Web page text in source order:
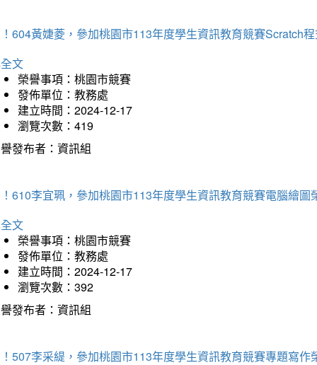
604黃婕菱，參加桃園市113年度學生資訊教育競賽Scratch
文
榮譽事項：桃園市競賽
發佈單位：教務處
建立時間：2024-12-17
瀏覽次數：419
發布者：資訊組
610李宜珮，參加桃園市113年度學生資訊教育競賽電腦繪圖
文
榮譽事項：桃園市競賽
發佈單位：教務處
建立時間：2024-12-17
瀏覽次數：392
發布者：資訊組
507李采緹，參加桃園市113年度學生資訊教育競賽專題寫作